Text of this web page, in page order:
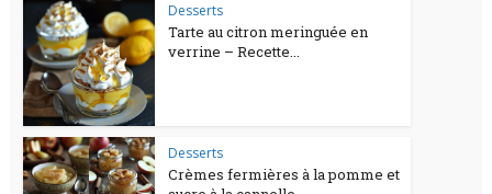
Desserts
Tarte au citron meringuée en
verrine – Recette...
Desserts
Crèmes fermières à la pomme et